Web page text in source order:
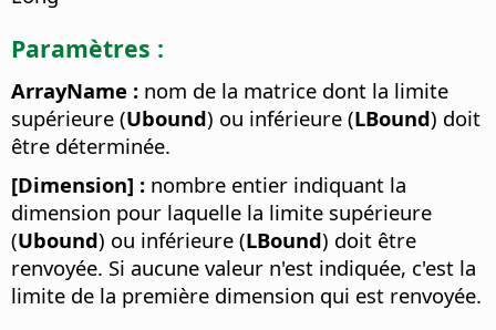
Paramètres :
ArrayName : nom de la matrice dont la limite
supérieure (Ubound) ou inférieure (LBound) doit
être déterminée.
[Dimension] : nombre entier indiquant la
dimension pour laquelle la limite supérieure
(Ubound) ou inférieure (LBound) doit être
renvoyée. Si aucune valeur n'est indiquée, c'est la
limite de la première dimension qui est renvoyée.